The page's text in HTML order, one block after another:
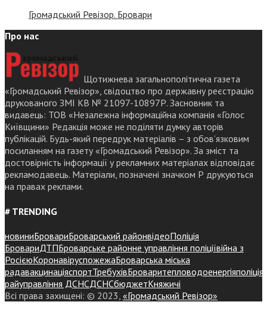
Громадський Ревізор. Бровари
Про нас
Щотижнева загальнополітична газета
«Громадський Ревізор», свідоцтво про державну реєстрацію
друкованого ЗМІ КВ № 21097-10897Р. Засновник та
видавець: ТОВ «Незалежна інформаційна компанія «Голос
Київщини» Редакція може не поділяти думку авторів
публікацій. Будь-який передрук матеріалів – з обов’язковим
посиланням на газету «Громадський Ревізор». За зміст та
достовірність інформації у рекламних матеріалах відповідає
рекламодавець. Матеріали, позначені значком Р друкуються
на правах реклами.
# TRENDING
новиниБровариБроварський районвідеоПоліція
БровариДТПБроварське районне управління поліціївійна з
РосієюКоронавіруспожежаБроварська міська
радавакцинаціяспортТребухівБроваритепловодоенергіяполіція
райуправління ДСНСДСНСбюджетКняжичі
Всі права захищені: © 2023, «Громадський Ревізор»